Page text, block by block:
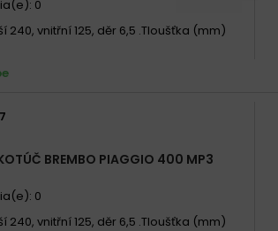
0
240, vnitřní 125, děr 6,5 .Tloušťka (mm)
BREMBO PIAGGIO 400 MP3
0
240, vnitřní 125, děr 6,5 .Tloušťka (mm)